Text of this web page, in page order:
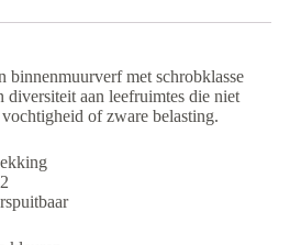
binnenmuurverf met schrobklasse
diversiteit aan leefruimtes die niet
of zware belasting.